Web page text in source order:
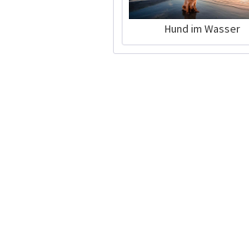
Hund im Wasser